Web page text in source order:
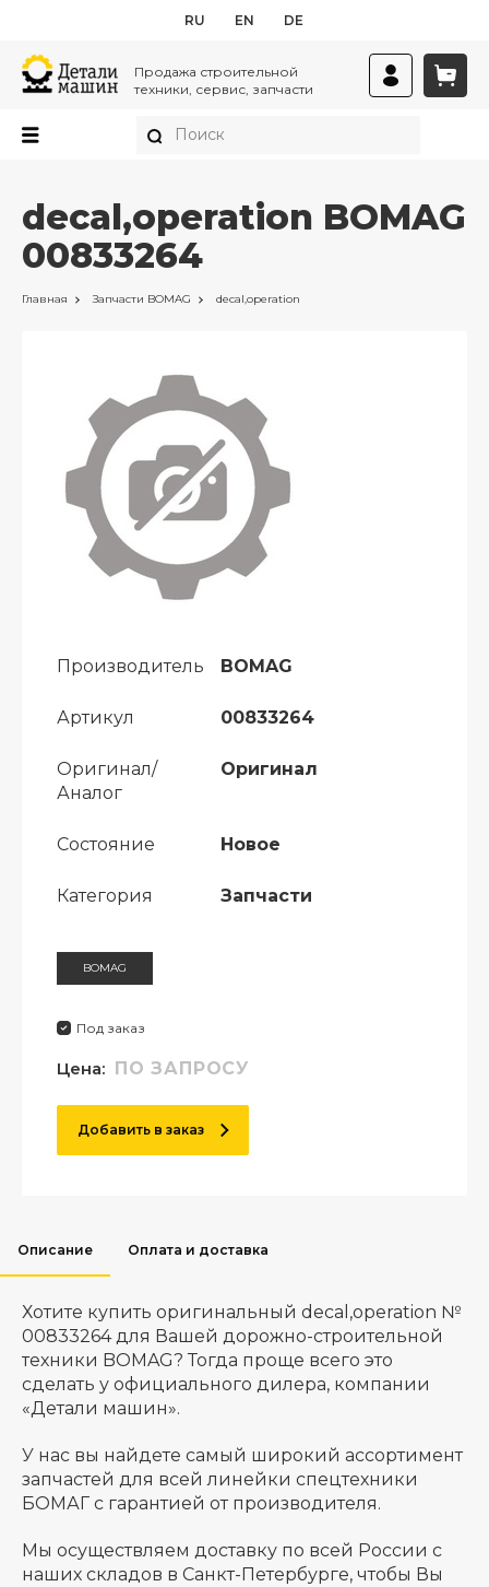
RU EN DE
Продажа строительной
техники, сервис, запчасти
decal,operation BOMAG
00833264
Главная Запчасти BOMAG decal,operation
Производитель BOMAG
Артикул 00833264
Оригинал/
Аналог
Оригинал
Состояние Новое
Категория Запчасти
BOMAG
Под заказ
Цена: ПО ЗАПРОСУ
Добавить в заказ
Описание Оплата и доставка
Хотите купить оригинальный decal,operation №
00833264 для Вашей дорожно-строительной
техники BOMAG? Тогда проще всего это
сделать у официального дилера, компании
«Детали машин».
У нас вы найдете самый широкий ассортимент
запчастей для всей линейки спецтехники
БОМАГ с гарантией от производителя.
Мы осуществляем доставку по всей России с
наших складов в Санкт-Петербурге, чтобы Вы